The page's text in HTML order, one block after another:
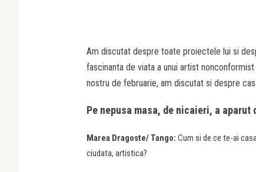
Am discutat despre toate proiectele lui si
fascinanta de viata a unui artist
nostru de februarie, am discutat si despre
Pe nepusa masa, de nicaieri, a aparut
Marea Dragoste/Tango: Cum si de ce te-ai
ciudata, artistica?